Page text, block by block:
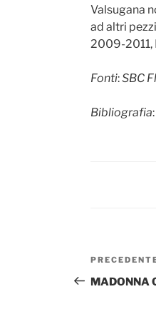
Valsugana
ad altri
2009-2011,
Fonti:SBC
Bibliografia
articoli
Articolo
precedente:
MADONNA